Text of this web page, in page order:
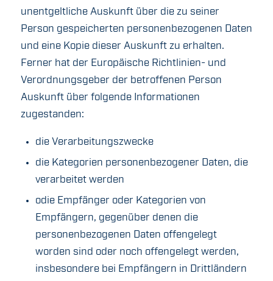
unentgeltliche Auskunft über die zu seiner
Person gespeicherten personenbezogenen Daten
und eine Kopie dieser Auskunft zu erhalten.
Ferner hat der Europäische Richtlinien- und
Verordnungsgeber der betroffenen Person
Auskunft über folgende Informationen
zugestanden:
die Verarbeitungszwecke
die Kategorien personenbezogener Daten, die
verarbeitet werden
odie Empfänger oder Kategorien von
Empfängern, gegenüber denen die
personenbezogenen Daten offengelegt
worden sind oder noch offengelegt werden,
insbesondere bei Empfängern in Drittländern